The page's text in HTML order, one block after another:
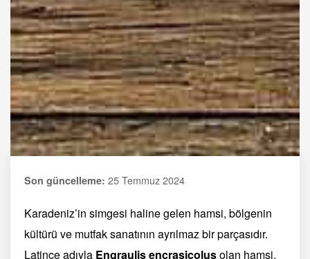
Son güncelleme: 25 Temmuz 2024
Karadeniz’in simgesi haline gelen hamsi, bölgenin
kültürü ve mutfak sanatının ayrılmaz bir parçasıdır.
Latince adıyla Engraulis encrasicolusolan hamsi,